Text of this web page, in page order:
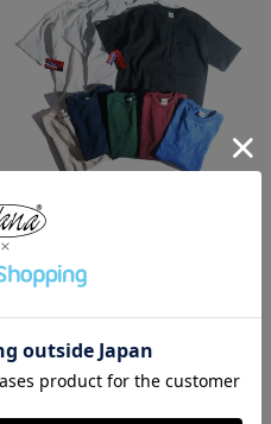
キャンバー CAMBER 302 マック
スウェイト 半袖 ポケット Tシャ
¥7,990